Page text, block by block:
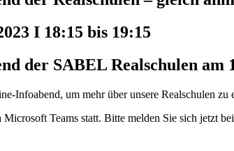
I 18:15 bis 19:15
der SABEL Realschulen am
Infoabend, um mehr über unsere Realschulen
Teams statt. Bitte melden Sie sich jetzt